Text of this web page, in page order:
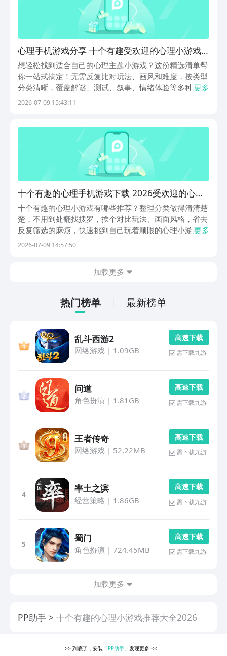
心理手机游戏分享 十个有趣受欢迎的心理小游戏
下载
想轻松找到适合自己的心理主题小游戏？这份精选清单帮
你一站式搞定！无需反复比对玩法、画风和难度，按类型
分类清晰，覆盖解谜、测试、叙事、情绪体验等多种方
向，总有一款契合你的兴趣与需求。九游作为高性价比手
更多
2026-07-09 15:43:11
十个有趣的心理手机游戏下载 2026受欢迎的心理
小游戏分享
十个有趣的心理小游戏有哪些推荐？整理分类做得清清楚
楚，不用到处翻找搜罗，挨个对比玩法、画面风格，省去
反复筛选的麻烦，快速挑到自己玩着顺眼的心理小游戏。
另外，九游是手游福利性价比最强的游戏平台，它属于阿
更多
2026-07-09 14:57:50
加载更多
热门榜单 最新榜单
乱斗西游2
网络游戏| 1.09GB
高 速 下 载
需下载九游
问道
角色扮演 | 1.81GB
高 速 下 载
需下载九游
王者传奇
网络游戏| 52.22MB
高 速 下 载
需下载九游
4
率土之滨
经营策略 | 1.86GB
高 速 下 载
需下载九游
5
蜀门
角色扮演 | 724.45MB
高 速 下 载
需下载九游
加载更多
PP助手 十个有趣的心理小游戏推荐大全2026
>> 到底了，安装 「PP助手」 发现更多<<